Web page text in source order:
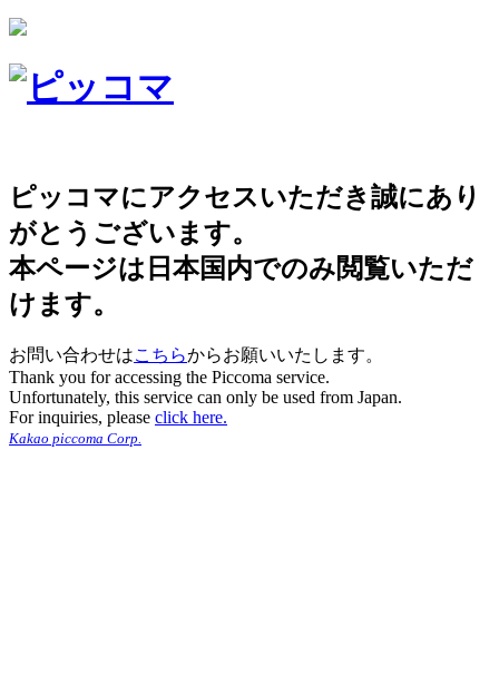
ピッコマにアクセスいただき誠にあり
がとうございます。
本ページは日本国内でのみ閲覧いただ
けます。
お問い合わせはこちらからお願いいたします。
Thank you for accessing the Piccoma service.
Unfortunately, this service can only be used from Japan.
For inquiries, please click here.
Kakao piccoma Corp.